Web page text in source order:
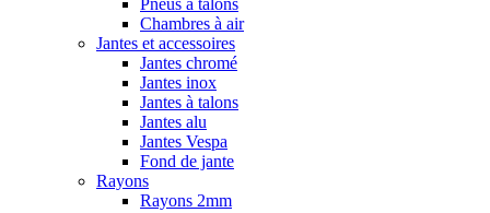
Pneus à talons
Chambres à air
Jantes et accessoires
Jantes chromé
Jantes inox
Jantes à talons
Jantes alu
Jantes Vespa
Fond de jante
Rayons
Rayons 2mm